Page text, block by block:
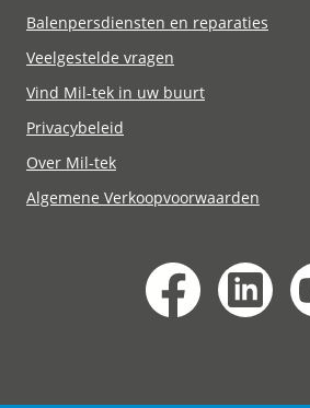
Balenpersdiensten en reparaties
Veelgestelde vragen
Vind Mil-tek in uw buurt
Privacybeleid
Over Mil-tek
Algemene Verkoopvoorwaarden